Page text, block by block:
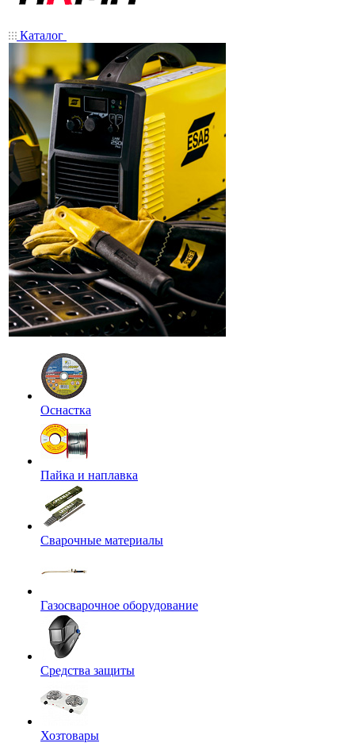
Каталог
Оснастка
Пайка и наплавка
Сварочные материалы
Газосварочное оборудование
Средства защиты
Хозтовары